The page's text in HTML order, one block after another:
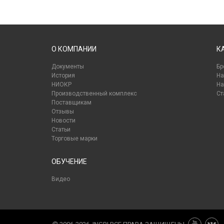
О КОМПАНИИ
Документы
История
НИОКР
Производственный комплекс
Поставщикам
Отзывы
Новости
Статьи
Торговые марки
ОБУЧЕНИЕ
Видео